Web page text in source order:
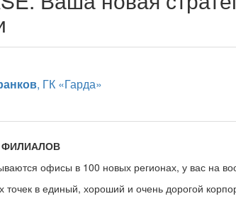
, ГК «Гарда»
ФИЛИАЛОВ
офисы в 100 новых регионах, у вас на
точек в единый, хороший и очень дорогой